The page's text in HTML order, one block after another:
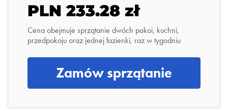
PLN 233.28 zł
Cena obejmuje sprzątanie dwóch pokoi, kuchni,
przedpokoju oraz jednej łazienki, raz w tygodniu
Zamów sprzątanie